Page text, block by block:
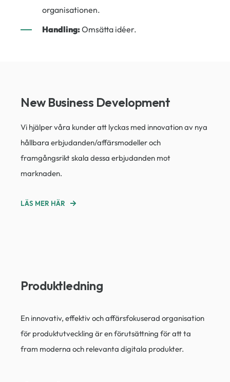
organisationen.
Handling:Omsätta idéer.
New Business Development
Vi hjälper våra kunder att lyckas med innovation av nya
hållbara erbjudanden/affärsmodeller och
framgångsrikt skala dessa erbjudanden mot
marknaden.
LÄS MER HÄR
Produktledning
En innovativ, effektiv och affärsfokuserad organisation
för produktutveckling är en förutsättning för att ta
fram moderna och relevanta digitala produkter.